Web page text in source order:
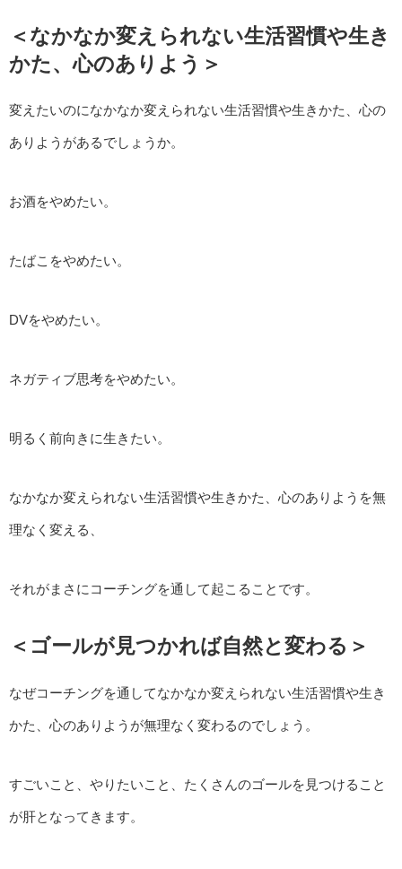
＜なかなか変えられない生活習慣や生き
かた、心のありよう＞
変えたいのになかなか変えられない生活習慣や生きかた、心の
ありようがあるでしょうか。
お酒をやめたい。
たばこをやめたい。
DVをやめたい。
ネガティブ思考をやめたい。
明るく前向きに生きたい。
なかなか変えられない生活習慣や生きかた、心のありようを無
理なく変える、
それがまさにコーチングを通して起こることです。
＜ゴールが見つかれば自然と変わる＞
なぜコーチングを通してなかなか変えられない生活習慣や生き
かた、心のありようが無理なく変わるのでしょう。
すごいこと、やりたいこと、たくさんのゴールを見つけること
が肝となってきます。